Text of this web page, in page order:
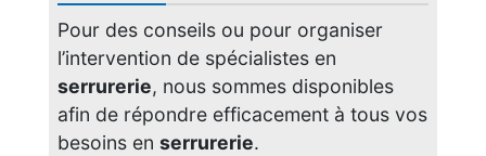
Pour des conseils ou pour organiser
l’intervention de spécialistes en
serrurerie, nous sommes disponibles
afin de répondre efficacement à tous vos
besoins en serrurerie.